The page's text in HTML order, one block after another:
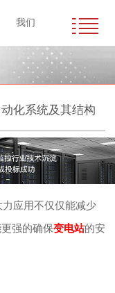
我们
化系统及其结构
力应用不仅仅能减少
强的确保变电站的安